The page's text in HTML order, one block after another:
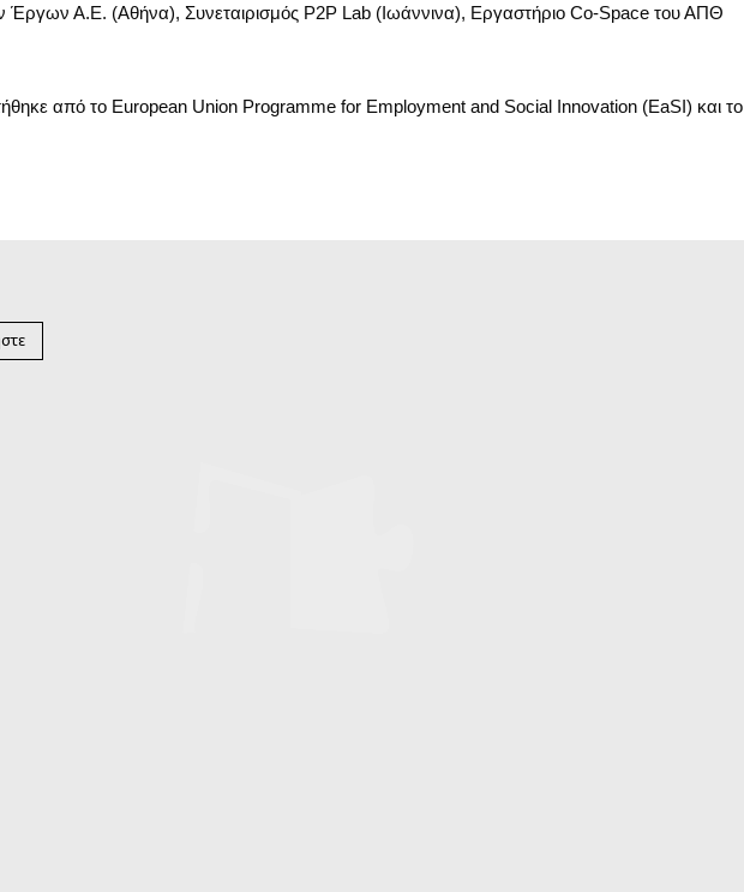
Έργων Α.Ε. (Αθήνα), Συνεταιρισμός P2P Lab (Ιωάννινα), Εργαστήριο Co-Space του ΑΠΘ
από το European Union Programme for Employment and Social Innovation (EaSI) και το